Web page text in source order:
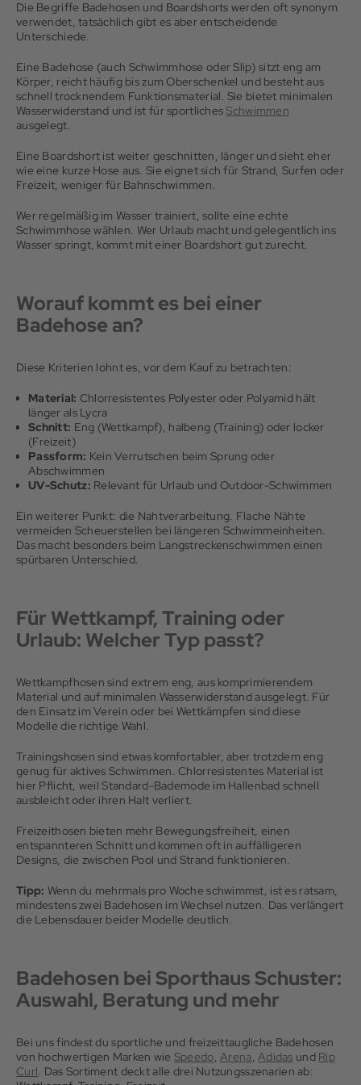
Die Begriffe Badehosen und Boardshorts werden oft synonym
verwendet, tatsächlich gibt es aber entscheidende
Unterschiede.
Eine Badehose (auch Schwimmhose oder Slip) sitzt eng am
Körper, reicht häufig bis zum Oberschenkel und besteht aus
schnell trocknendem Funktionsmaterial. Sie bietet minimalen
Wasserwiderstand und ist für sportlichesSchwimmen
ausgelegt.
Eine Boardshort ist weiter geschnitten, länger und sieht eher
wie eine kurze Hose aus. Sie eignet sich für Strand, Surfen oder
Freizeit, weniger für Bahnschwimmen.
Wer regelmäßig im Wasser trainiert, sollte eine echte
Schwimmhose wählen. Wer Urlaub macht und gelegentlich ins
Wasser springt, kommt mit einer Boardshort gut zurecht.
Worauf kommt es bei einer
Badehose an?
Diese Kriterien lohnt es, vor dem Kauf zu betrachten:
Material: Chlorresistentes Polyester oder Polyamid hält
länger als Lycra
Schnitt: Eng (Wettkampf), halbeng (Training) oder locker
(Freizeit)
Passform: Kein Verrutschen beim Sprung oder
Abschwimmen
UV-Schutz: Relevant für Urlaub und Outdoor-Schwimmen
Ein weiterer Punkt: die Nahtverarbeitung. Flache Nähte
vermeiden Scheuerstellen bei längeren Schwimmeinheiten.
Das macht besonders beim Langstreckenschwimmen einen
spürbaren Unterschied.
Für Wettkampf, Training oder
Urlaub: Welcher Typ passt?
Wettkampfhosen sind extrem eng, aus komprimierendem
Material und auf minimalen Wasserwiderstand ausgelegt. Für
den Einsatz im Verein oder bei Wettkämpfen sind diese
Modelle die richtige Wahl.
Trainingshosen sind etwas komfortabler, aber trotzdem eng
genug für aktives Schwimmen. Chlorresistentes Material ist
hier Pflicht, weil Standard-Bademode im Hallenbad schnell
ausbleicht oder ihren Halt verliert.
Freizeithosen bieten mehr Bewegungsfreiheit, einen
entspannteren Schnitt und kommen oft in auffälligeren
Designs, die zwischen Pool und Strand funktionieren.
Tipp: Wenn du mehrmals pro Woche schwimmst, ist es ratsam,
mindestens zwei Badehosen im Wechsel nutzen. Das verlängert
die Lebensdauer beider Modelle deutlich.
Badehosen bei Sporthaus Schuster:
Auswahl, Beratung und mehr
Bei uns findest du sportliche und freizeittaugliche Badehosen
von hochwertigen Marken wie Speedo,Arena,Adidas und Rip
Curl. Das Sortiment deckt alle drei Nutzungsszenarien ab: